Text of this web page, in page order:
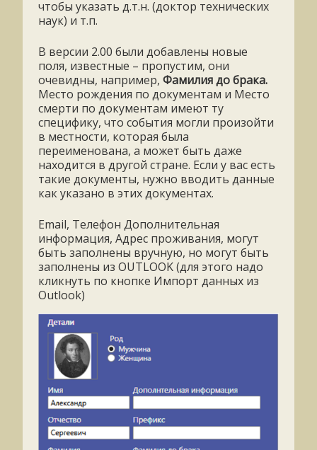
чтобы указать д.т.н. (доктор технических
наук) и т.п.
В версии 2.00 были добавлены новые
поля, известные – пропустим, они
очевидны, например,Фамилия до брака.
Место рождения по документам и Место
смерти по документам имеют ту
специфику, что события могли произойти
в местности, которая была
переименована, а может быть даже
находится в другой стране. Если у вас есть
такие документы, нужно вводить данные
как указано в этих документах.
Email, Телефон Дополнительная
информация, Адрес проживания, могут
быть заполнены вручную, но могут быть
заполнены из OUTLOOK (для этого надо
кликнуть по кнопке Импорт данных из
Outlook)